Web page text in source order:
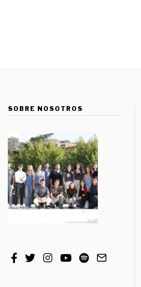
SOBRE NOSOTROS